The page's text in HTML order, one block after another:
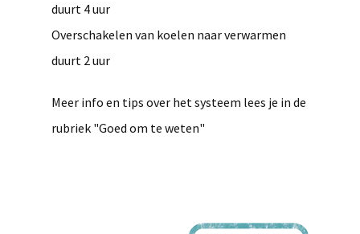
duurt 4 uur
Overschakelen van koelen naar verwarmen
duurt 2 uur
Meer info en tips over het systeem lees je in de
rubriek "Goed om te weten"